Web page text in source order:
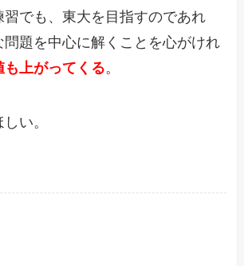
習でも、東大を目指すのであれ
問題を中心に解くことを心がけれ
も上がってくる。
い。